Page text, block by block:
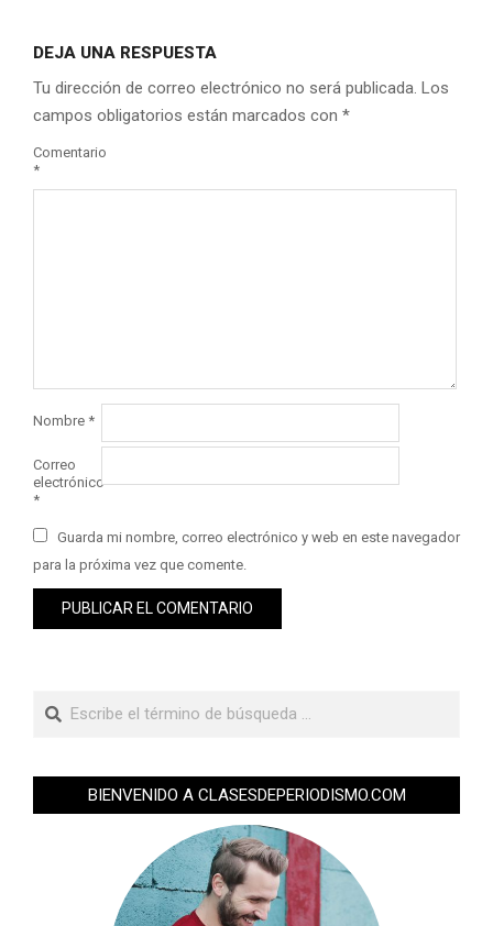
DEJA UNA RESPUESTA
Tu dirección de correo electrónico no será publicada. Los
campos obligatorios están marcados con *
Comentario
*
Nombre *
Correo
electrónico
*
Guarda mi nombre, correo electrónico y web en este navegador
para la próxima vez que comente.
BIENVENIDO A CLASESDEPERIODISMO.COM